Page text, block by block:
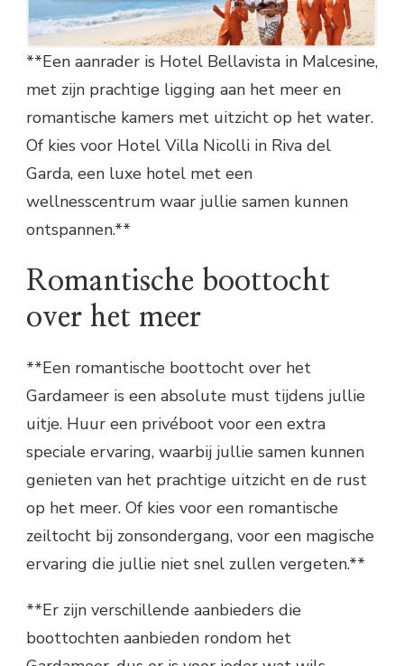
**Een aanrader is Hotel Bellavista in Malcesine,
met zijn prachtige ligging aan het meer en
romantische kamers met uitzicht op het water.
Of kies voor Hotel Villa Nicolli in Riva del
Garda, een luxe hotel met een
wellnesscentrum waar jullie samen kunnen
ontspannen.**
Romantische boottocht
over het meer
**Een romantische boottocht over het
Gardameer is een absolute must tijdens jullie
uitje. Huur een privéboot voor een extra
speciale ervaring, waarbij jullie samen kunnen
genieten van het prachtige uitzicht en de rust
op het meer. Of kies voor een romantische
zeiltocht bij zonsondergang, voor een magische
ervaring die jullie niet snel zullen vergeten.**
**Er zijn verschillende aanbieders die
boottochten aanbieden rondom het